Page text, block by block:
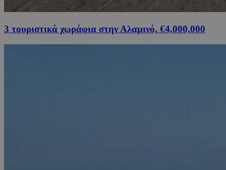
3 τουριστικά χωράφια στην Αλαμινό, €4,000,000